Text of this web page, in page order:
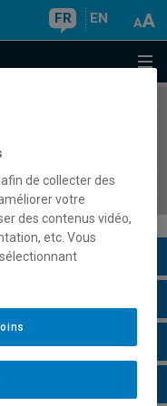
FR EN
au
de collecter des
votre
des contenus vidéo,
etc. Vous